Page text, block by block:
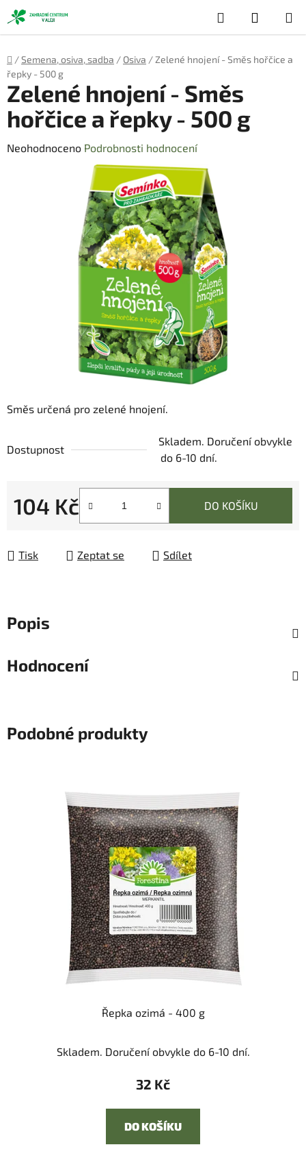
Přejít
na
obsah
Hledat
KOŠÍK
Domů
/Semena, osiva, sadba / Osiva / Zelené hnojení - Směs hořčice a
řepky - 500 g
Směs určená pro zelené hnojení.
Dostupnost
Skladem. Doručení obvykle
do 6-10 dní.
104 Kč DO KOŠÍKU
Tisk Zeptat se Sdílet
Zelené hnojení - Směs
hořčice a řepky - 500 g
Průměrné
Neohodnoceno Podrobnosti hodnocení
Popis
Hodnocení
Podobné produkty
Řepka ozimá - 400 g
Skladem. Doručení obvykle do 6-10 dní.
32 Kč
DO KOŠÍKU